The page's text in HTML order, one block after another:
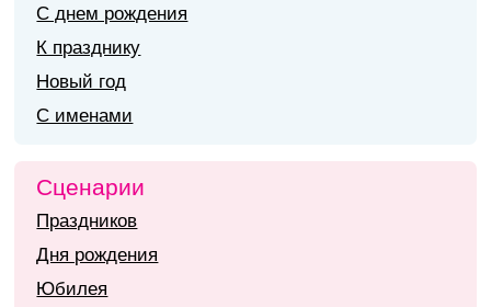
С днем рождения
К празднику
Новый год
С именами
Сценарии
Праздников
Дня рождения
Юбилея